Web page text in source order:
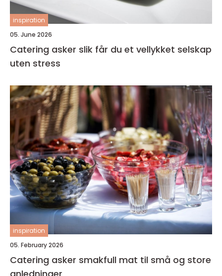
inspiration
05. June 2026
Catering asker slik får du et vellykket selskap
uten stress
inspiration
05. February 2026
Catering asker smakfull mat til små og store